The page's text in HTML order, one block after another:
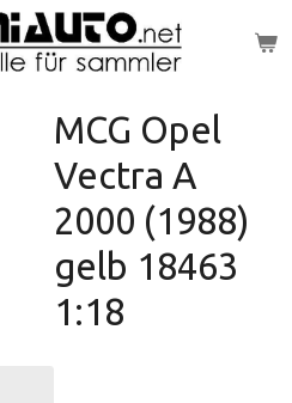
MCG Opel
Vectra A
2000 (1988)
gelb 18463
1:18